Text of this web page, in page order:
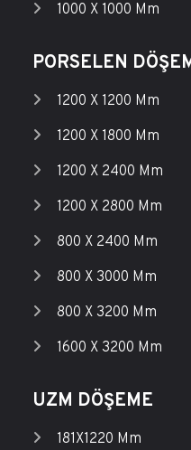
1000 X 1000 Mm
PORSELEN
1200 X 1200 Mm
1200 X 1800 Mm
1200 X 2400 Mm
1200 X 2800 Mm
800 X 2400 Mm
800 X 3000 Mm
800 X 3200 Mm
1600 X 3200 Mm
UZM DÖŞEME
181X1220 Mm